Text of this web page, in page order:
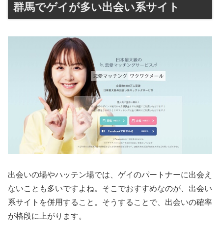
群馬でゲイが多い出会い系サイト
出会いの場やハッテン場では、ゲイのパートナーに出会え
ないことも多いですよね。そこでおすすめなのが、 出会い
系サイトを併用すること 。そうすることで、出会いの確率
が格段に上がります。